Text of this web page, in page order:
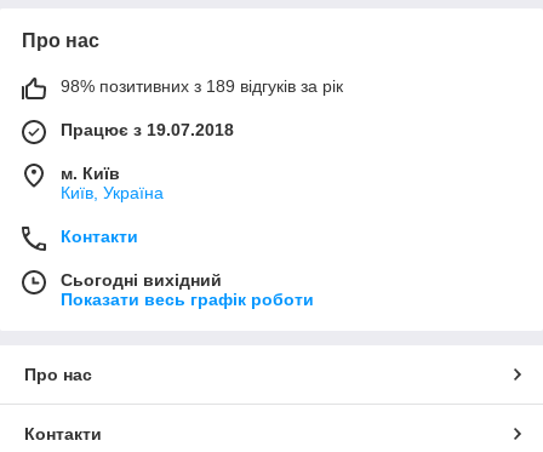
Про нас
98% позитивних з 189 відгуків за рік
Працює з 19.07.2018
м. Київ
Київ, Україна
Контакти
Сьогодні вихідний
Показати весь графік роботи
Про нас
Контакти